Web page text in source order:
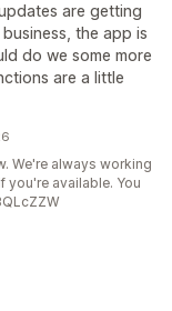
are getting
the app is
do we some more
are a little
We're always working
you're available. You